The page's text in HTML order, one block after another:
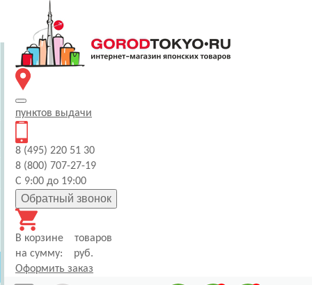
пунктов выдачи
8 (495) 220 51 30
8 (800) 707-27-19
С 9:00 до 19:00
Обратный звонок
В корзине
товаров
на сумму:
руб.
Оформить заказ